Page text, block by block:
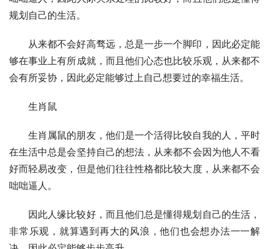
规划自己的生活。
从来都不会好高骛远，总是一步一个脚印，因此必定能
够在事业上有所成就，而且他们心态也比较乐观，从来都不
会有所妥协，因此必定能够过上自己想要过的幸福生活。
生肖鼠
生肖属鼠的朋友，他们是一个活得比较自我的人，平时
在生活中总是会坚持自己的想法，从来都不会因为他人不看
好而轻易改变，但是他们往往性格都比较大度，从来都不会
咄咄逼人。
因此人缘比较好，而且他们总是懂得规划自己的生活，
非常乐观，就算遇到再大的风浪，他们也会想办法一一解